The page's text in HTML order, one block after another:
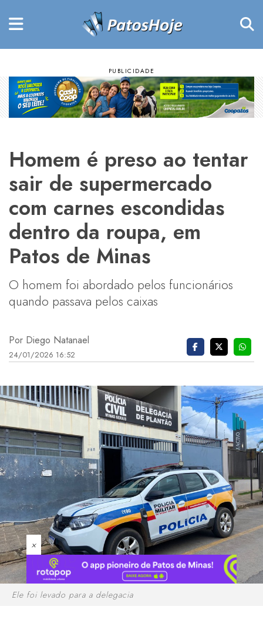
Homem é preso ao tentar
sair de supermercado
com carnes escondidas
dentro da roupa, em
Patos de Minas
O homem foi abordado pelos funcionários
quando passava pelos caixas
Por Diego Natanael
24/01/2026 16:52
×
Ele foi levado para a delegacia